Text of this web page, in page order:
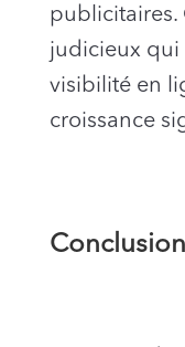
publicitaires.
judicieux qui
visibilité en
croissance
Conclusion